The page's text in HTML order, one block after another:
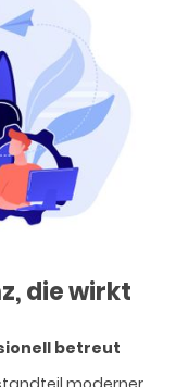
die wirkt
betreut